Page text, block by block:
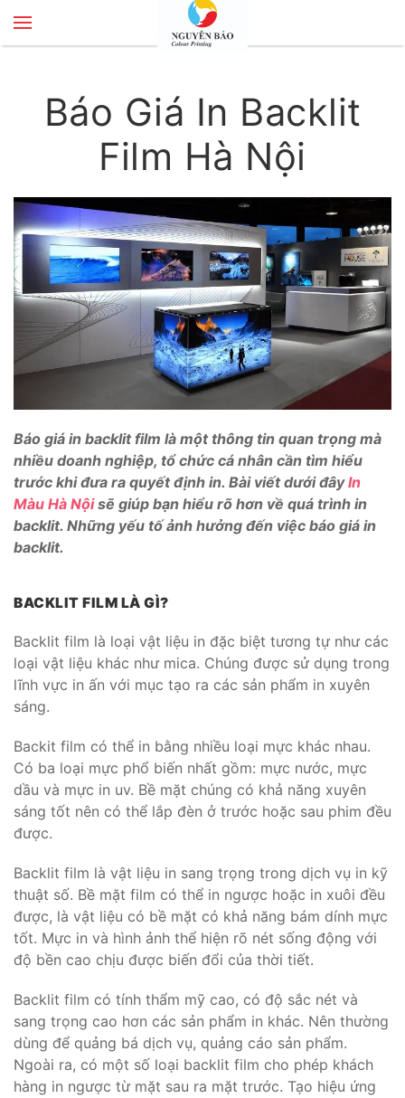
Skip to main content
Báo Giá In Backlit
Film Hà Nội
Báo giá in backlit film là một thông tin quan trọng mà
nhiều doanh nghiệp, tổ chức cá nhân cần tìm hiểu
trước khi đưa ra quyết định in. Bài viết dưới đâyIn
Màu Hà Nộisẽ giúp bạn hiểu rõ hơn về quá trình in
backlit. Những yếu tố ảnh hưởng đến việc báo giá in
backlit.
BACKLIT FILM LÀ GÌ?
Backlit film là loại vật liệu in đặc biệt tương tự như các
loại vật liệu khác như mica. Chúng được sử dụng trong
lĩnh vực in ấn với mục tạo ra các sản phẩm in xuyên
sáng.
Backit film có thể in bằng nhiều loại mực khác nhau.
Có ba loại mực phổ biến nhất gồm: mực nước, mực
dầu và mực in uv. Bề mặt chúng có khả năng xuyên
sáng tốt nên có thể lắp đèn ở trước hoặc sau phim đều
được.
Backlit film là vật liệu in sang trọng trong dịch vụ in kỹ
thuật số. Bề mặt film có thể in ngược hoặc in xuôi đều
được, là vật liệu có bề mặt có khả năng bám dính mực
tốt. Mực in và hình ảnh thể hiện rõ nét sống động với
độ bền cao chịu được biến đổi của thời tiết.
Backlit film có tính thẩm mỹ cao, có độ sắc nét và
sang trọng cao hơn các sản phẩm in khác. Nên thường
dùng để quảng bá dịch vụ, quảng cáo sản phẩm.
Ngoài ra, có một số loại backlit film cho phép khách
hàng in ngược từ mặt sau ra mặt trước. Tạo hiệu ứng